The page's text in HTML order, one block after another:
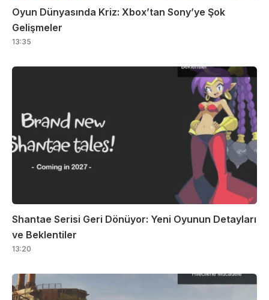
Oyun Dünyasında Kriz: Xbox’tan Sony’ye Şok
Gelişmeler
13:35
Shantae Serisi Geri Dönüyor: Yeni Oyunun Detayları
ve Beklentiler
13:20